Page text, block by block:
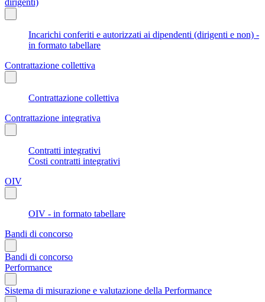
Incarichi conferiti e autorizzati ai dipendenti (dirigenti e non) -
in formato tabellare
Contrattazione collettiva
Contrattazione collettiva
Contrattazione integrativa
Contratti integrativi
Costi contratti integrativi
OIV
OIV - in formato tabellare
Bandi di concorso
Bandi di concorso
Performance
Sistema di misurazione e valutazione della Performance